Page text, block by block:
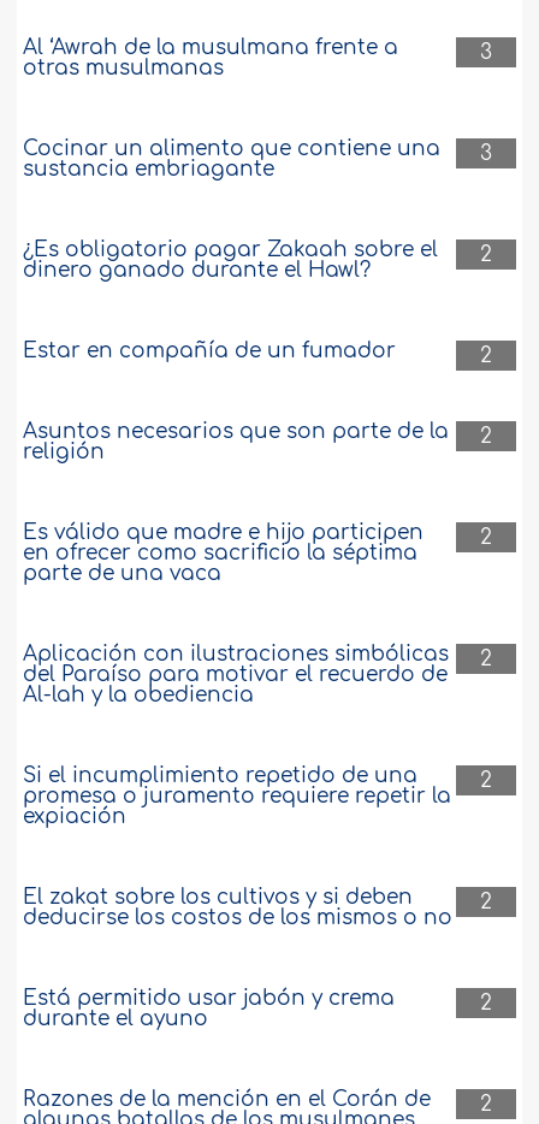
3
Al ‘Awrah de la musulmana frente a
otras musulmanas
3
Cocinar un alimento que contiene una
sustancia embriagante
2
¿Es obligatorio pagar Zakaah sobre el
dinero ganado durante el Hawl?
2
Estar en compañía de un fumador
2
Asuntos necesarios que son parte de la
religión
2
Es válido que madre e hijo participen
en ofrecer como sacrificio la séptima
parte de una vaca
2
Aplicación con ilustraciones simbólicas
del Paraíso para motivar el recuerdo de
Al-lah y la obediencia
2
Si el incumplimiento repetido de una
promesa o juramento requiere repetir la
expiación
2
El zakat sobre los cultivos y si deben
deducirse los costos de los mismos o no
2
Está permitido usar jabón y crema
durante el ayuno
2
Razones de la mención en el Corán de